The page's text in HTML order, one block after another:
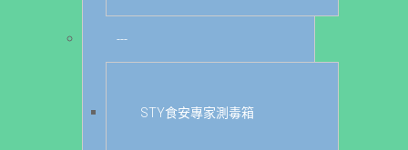
---
STY食安專家測毒箱